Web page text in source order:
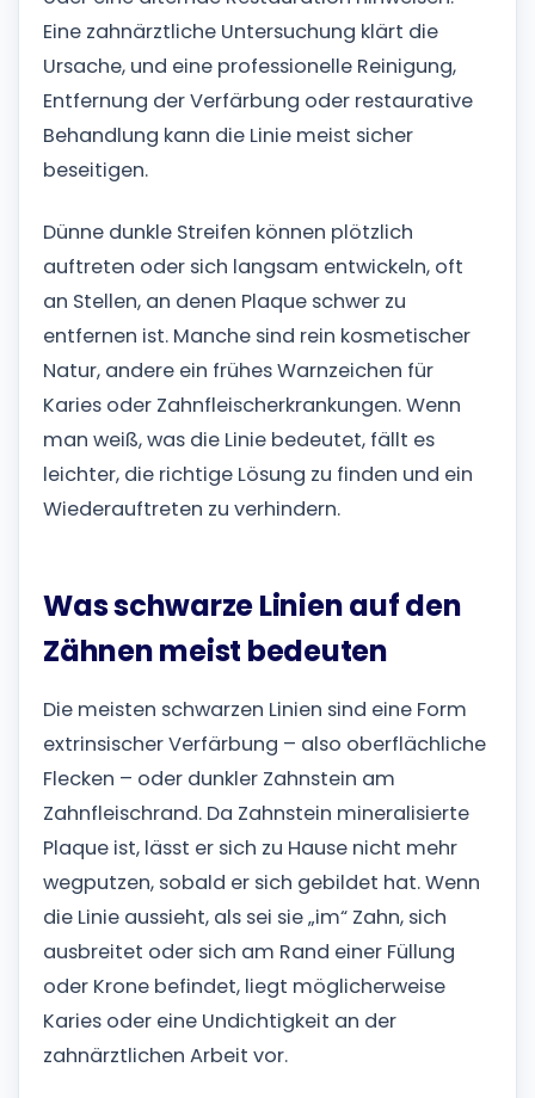
Eine zahnärztliche Untersuchung klärt die
Ursache, und eine professionelle Reinigung,
Entfernung der Verfärbung oder restaurative
Behandlung kann die Linie meist sicher
beseitigen.
Dünne dunkle Streifen können plötzlich
auftreten oder sich langsam entwickeln, oft
an Stellen, an denen Plaque schwer zu
entfernen ist. Manche sind rein kosmetischer
Natur, andere ein frühes Warnzeichen für
Karies oder Zahnfleischerkrankungen. Wenn
man weiß, was die Linie bedeutet, fällt es
leichter, die richtige Lösung zu finden und ein
Wiederauftreten zu verhindern.
Was schwarze Linien auf den
Zähnen meist bedeuten
Die meisten schwarzen Linien sind eine Form
extrinsischer Verfärbung – also oberflächliche
Flecken – oder dunkler Zahnstein am
Zahnfleischrand. Da Zahnstein mineralisierte
Plaque ist, lässt er sich zu Hause nicht mehr
wegputzen, sobald er sich gebildet hat. Wenn
die Linie aussieht, als sei sie „im“ Zahn, sich
ausbreitet oder sich am Rand einer Füllung
oder Krone befindet, liegt möglicherweise
Karies oder eine Undichtigkeit an der
zahnärztlichen Arbeit vor.